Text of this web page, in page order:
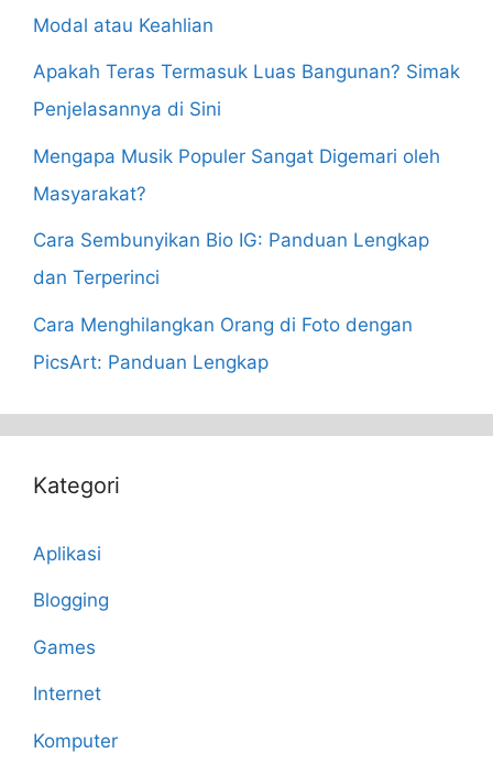
Modal atau Keahlian
Apakah Teras Termasuk Luas Bangunan? Simak
Penjelasannya di Sini
Mengapa Musik Populer Sangat Digemari oleh
Masyarakat?
Cara Sembunyikan Bio IG: Panduan Lengkap
dan Terperinci
Cara Menghilangkan Orang di Foto dengan
PicsArt: Panduan Lengkap
Kategori
Aplikasi
Blogging
Games
Internet
Komputer